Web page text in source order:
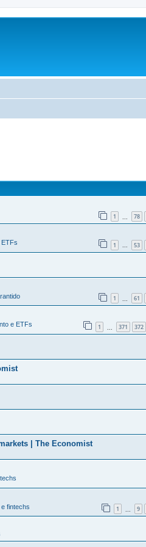
1 78
ETFs 1 ... 53
1 61
e ETFs 1 371 372
| The Economist
fintechs 1 9